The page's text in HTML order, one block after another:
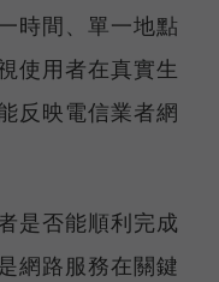
時間、單一地點
使用者在真實生
反映電信業者網
是否能順利完成
網路服務在關鍵